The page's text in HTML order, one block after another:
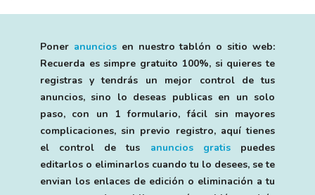
Poner anunciosen nuestro tablón o sitio web:
Recuerda es simpre gratuito 100%, si quieres te
registras y tendrás un mejor control de tus
anuncios, sino lo deseas publicas en un solo
paso, con un 1 formulario, fácil sin mayores
complicaciones, sin previo registro, aquí tienes
el control de tus anuncios gratispuedes
editarlos o eliminarlos cuando tu lo desees, se te
envian los enlaces de edición o eliminación a tu